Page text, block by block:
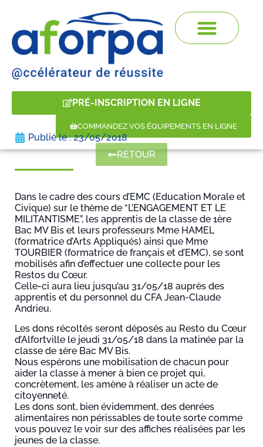
PRÉ-INSCRIPTION EN LIGNE
COMMANDEZ VOS ÉQUIPEMENTS EN LIGNE
Publié le : 23/05/2018
RETOUR
Dans le cadre des cours d’EMC (Education Morale et
Civique) sur le thème de “L’ENGAGEMENT ET LE
MILITANTISME”, les apprentis de la classe de 1ère
Bac MV Bis et leurs professeurs Mme HAMEL
(formatrice d’Arts Appliqués) ainsi que Mme
TOURBIER (formatrice de français et d’EMC), se sont
mobilisés afin d’effectuer une collecte pour les
Restos du Cœur.
Celle-ci aura lieu jusqu’au 31/05/18 auprès des
apprentis et du personnel du CFA Jean-Claude
Andrieu.
Les dons récoltés seront déposés au Resto du Cœur
d’Alfortville le jeudi 31/05/18 dans la matinée par la
classe de 1ère Bac MV Bis.
Nous espérons une mobilisation de chacun pour
aider la classe à mener à bien ce projet qui,
concrètement, les amène à réaliser un acte de
citoyenneté.
Les dons sont, bien évidemment, des denrées
alimentaires non périssables de toute sorte comme
vous pouvez le voir sur des affiches réalisées par les
jeunes de la classe.